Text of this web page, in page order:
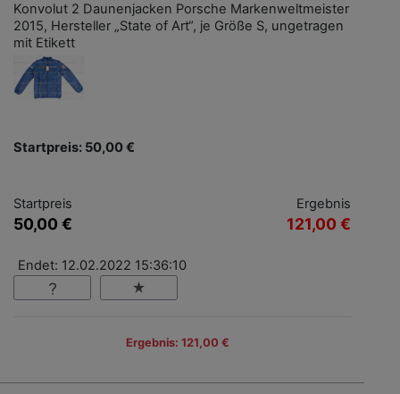
Konvolut 2 Daunenjacken Porsche Markenweltmeister
2015, Hersteller „State of Art“, je Größe S, ungetragen
mit Etikett
Startpreis: 50,00 €
Startpreis
50,00 €
Ergebnis
121,00 €
Endet: 12.02.2022 15:36:10
Ergebnis: 121,00 €